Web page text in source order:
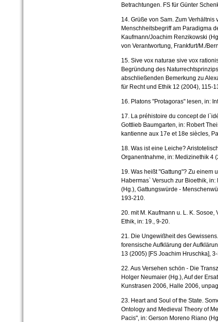
Betrachtungen. FS für Günter
14. Grüße von Sam. Zum Verhältnis
Menschheitsbegriff am Paradigma
Kaufmann/Joachim Renzikowski
von Verantwortung, Frankfurt/M./
15. Sive vox naturae sive vox
Begründung des
abschließenden Bemerkung zu
für Recht und Ethik 12 (2004), 115-
16. Platons "Protagoras" lesen, in:
17. La préhistoire du concept de
Gottlieb Baumgarten, in: Robert
kantienne aux 17e et 18e siècles,
18. Was ist eine Leiche?
Organentnahme, in: Medizinethik 4
19. Was heißt "Gattung"? Zu einem
Habermas` Versuch zur Bioethik,
(Hg.), Gattungswürde -
193-210.
20. mit M. Kaufmann u. L. K.
Ethik, in: 19., 9-20.
21. Die Ungewißheit des
forensische Aufklärung der
13 (2005) [FS Joachim Hruschka],
22. Aus Versehen schön - Die
Holger Neumaier (Hg.), Auf der
Kunstrasen 2006, Halle 2006,
23. Heart and Soul of the State.
Ontology and Medieval Theory of
Pacis", in: Gerson Moreno Riano